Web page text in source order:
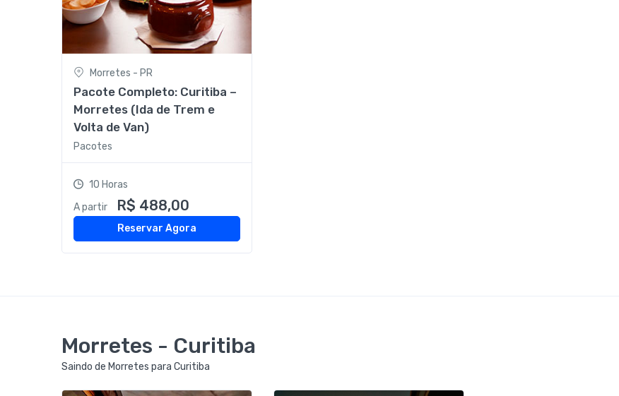
Morretes - PR
Pacote Completo: Curitiba –
Morretes (Ida de Trem e
Volta de Van)
Pacotes
10 Horas
A partir
R$ 488,00
Reservar Agora
Morretes - Curitiba
Saindo de Morretes para Curitiba